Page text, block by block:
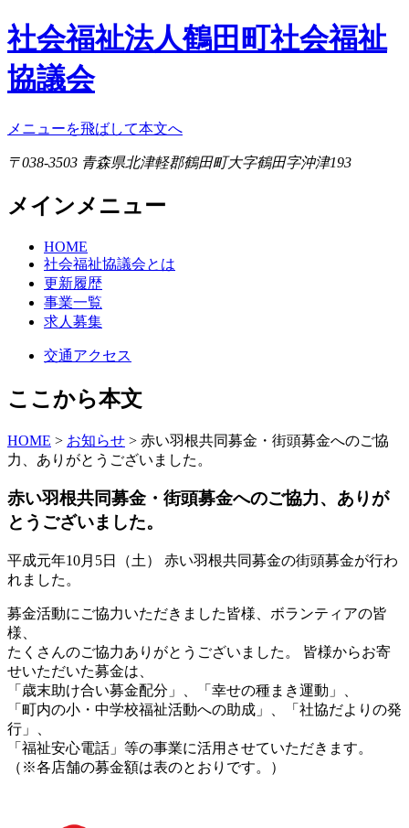
社会福祉法人鶴田町社会福祉
協議会
メニューを飛ばして本文へ
〒038-3503 青森県北津軽郡鶴田町大字鶴田字沖津193
メインメニュー
HOME
社会福祉協議会とは
更新履歴
事業一覧
求人募集
交通アクセス
ここから本文
HOME > お知らせ > 赤い羽根共同募金・街頭募金へのご協
力、ありがとうございました。
赤い羽根共同募金・街頭募金へのご協力、ありが
とうございました。
平成元年10月5日（土） 赤い羽根共同募金の街頭募金が行わ
れました。
募金活動にご協力いただきました皆様、ボランティアの皆
様、
たくさんのご協力ありがとうございました。 皆様からお寄
せいただいた募金は、
「歳末助け合い募金配分」、「幸せの種まき運動」、
「町内の小・中学校福祉活動への助成」、「社協だよりの発
行」、
「福祉安心電話」等の事業に活用させていただきます。
（※各店舗の募金額は表のとおりです。）